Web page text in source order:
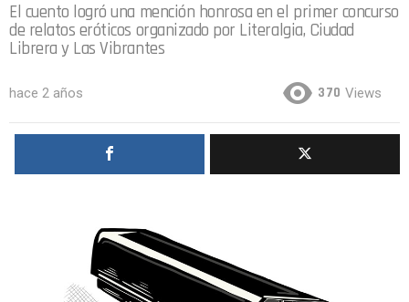
El cuento logró una mención honrosa en el primer concurso
de relatos eróticos organizado por Literalgia, Ciudad
Librera y Las Vibrantes
hace 2 años 370 Views